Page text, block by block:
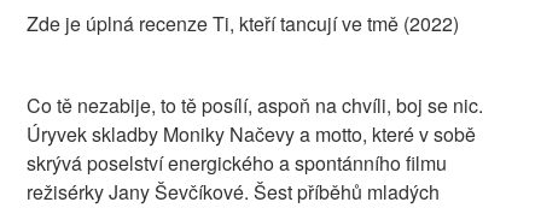
Zde je úplná recenze Ti, kteří tancují ve tmě (2022)
Co tě nezabije, to tě posílí, aspoň na chvíli, boj se nic.
Úryvek skladby Moniky Načevy a motto, které v sobě
skrývá poselství energického a spontánního filmu
režisérky Jany Ševčíkové. Šest příběhů mladých